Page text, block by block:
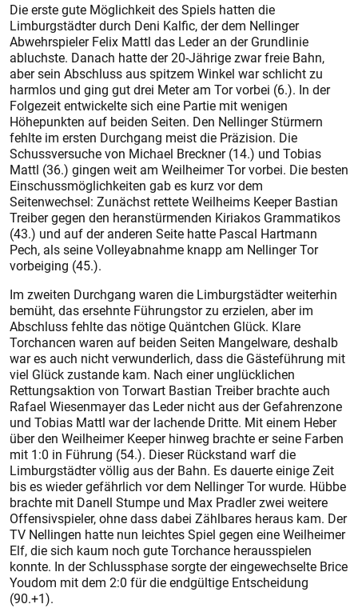
Die erste gute Möglichkeit des Spiels hatten die
Limburgstädter durch Deni Kalfic, der dem Nellinger
Abwehrspieler Felix Mattl das Leder an der Grundlinie
abluchste. Danach hatte der 20-Jährige zwar freie Bahn,
aber sein Abschluss aus spitzem Winkel war schlicht zu
harmlos und ging gut drei Meter am Tor vorbei (6.). In der
Folgezeit entwickelte sich eine Partie mit wenigen
Höhepunkten auf beiden Seiten. Den Nellinger Stürmern
fehlte im ersten Durchgang meist die Präzision. Die
Schussversuche von Michael Breckner (14.) und Tobias
Mattl (36.) gingen weit am Weilheimer Tor vorbei. Die besten
Einschussmöglichkeiten gab es kurz vor dem
Seitenwechsel: Zunächst rettete Weilheims Keeper Bastian
Treiber gegen den heranstürmenden Kiriakos Grammatikos
(43.) und auf der anderen Seite hatte Pascal Hartmann
Pech, als seine Volleyabnahme knapp am Nellinger Tor
vorbeiging (45.).
Im zweiten Durchgang waren die Limburgstädter weiterhin
bemüht, das ersehnte Führungstor zu erzielen, aber im
Abschluss fehlte das nötige Quäntchen Glück. Klare
Torchancen waren auf beiden Seiten Mangelware, deshalb
war es auch nicht verwunderlich, dass die Gästeführung mit
viel Glück zustande kam. Nach einer unglücklichen
Rettungsaktion von Torwart Bastian Treiber brachte auch
Rafael Wiesenmayer das Leder nicht aus der Gefahrenzone
und Tobias Mattl war der lachende Dritte. Mit einem Heber
über den Weilheimer Keeper hinweg brachte er seine Farben
mit 1:0 in Führung (54.). Dieser Rückstand warf die
Limburgstädter völlig aus der Bahn. Es dauerte einige Zeit
bis es wieder gefährlich vor dem Nellinger Tor wurde. Hübbe
brachte mit Danell Stumpe und Max Pradler zwei weitere
Offensivspieler, ohne dass dabei Zählbares heraus kam. Der
TV Nellingen hatte nun leichtes Spiel gegen eine Weilheimer
Elf, die sich kaum noch gute Torchance herausspielen
konnte. In der Schlussphase sorgte der eingewechselte Brice
Youdom mit dem 2:0 für die endgültige Entscheidung
(90.+1).